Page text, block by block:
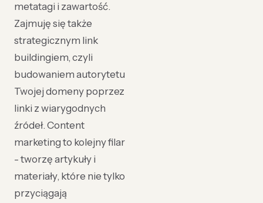
metatagi i zawartość.
Zajmuję się także
strategicznym link
buildingiem, czyli
budowaniem autorytetu
Twojej domeny poprzez
linki z wiarygodnych
źródeł. Content
marketing to kolejny filar
- tworzę artykuły i
materiały, które nie tylko
przyciągają